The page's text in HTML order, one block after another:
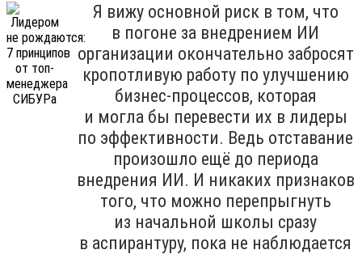
Я вижу основной риск в том, что
в погоне за внедрением ИИ
организации окончательно забросят
кропотливую работу по улучшению
бизнес-процессов, которая
и могла бы перевести их в лидеры
по эффективности. Ведь отставание
произошло ещё до периода
внедрения ИИ. И никаких признаков
того, что можно перепрыгнуть
из начальной школы сразу
в аспирантуру, пока не наблюдается